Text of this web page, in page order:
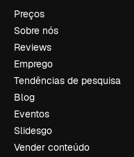
Preços
Sobre nós
Reviews
Emprego
Tendências de pesquisa
Blog
Eventos
Slidesgo
Vender conteúdo